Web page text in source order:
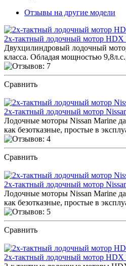
Отзывы на другие модели
2х-тактный лодочный мотор HDX
Двухцилиндровый лодочный
класса. Обладая мощностью
Сравнить
2х-тактный лодочный мотор
Лодочные моторы Nissan Marine
как безотказные, простые в
Сравнить
2х-тактный лодочный мотор
Лодочные моторы Nissan Marine
как безотказные, простые в
Сравнить
2х-тактный лодочный мотор HDX